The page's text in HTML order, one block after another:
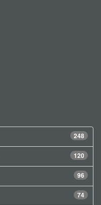
248
120
96
74